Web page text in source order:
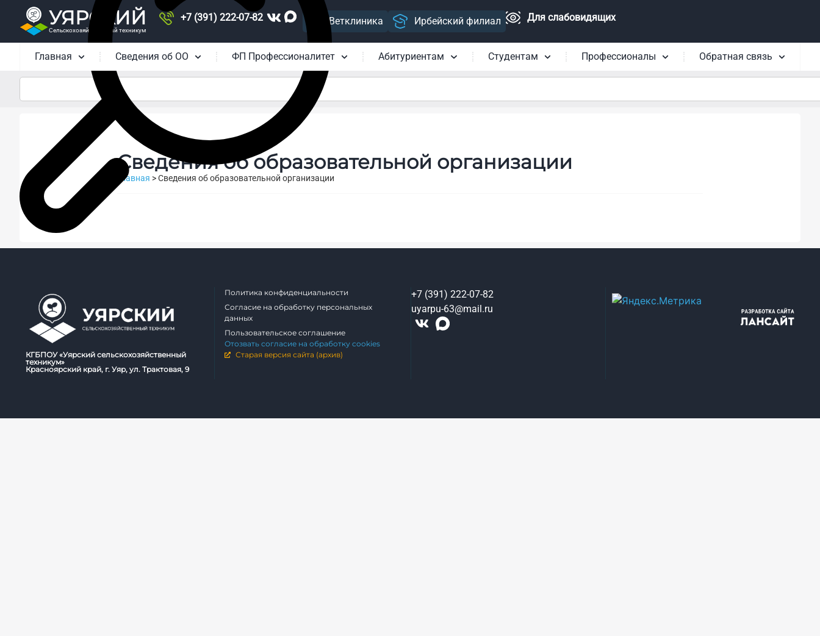
УЯРСКИЙ
Сельскохозяйственный техникум
+7 (391) 222-07-82 Ветклиника Ирбейский филиал Для слабовидящих
Главная Сведения об ОО ФП Профессионалитет Абитуриентам Студентам Профессионалы Обратная связь
Сведения об образовательной организации
Главная >Сведения об образовательной организации
КГБПОУ «Уярский сельскохозяйственный
техникум»
Красноярский край, г. Уяр, ул. Трактовая, 9
Политика конфиденциальности
Согласие на обработку персональных
данных
Пользовательское соглашение
Отозвать согласие на обработку cookies
Старая версия сайта (архив)
+7 (391) 222-07-82
uyarpu-63@mail.ru